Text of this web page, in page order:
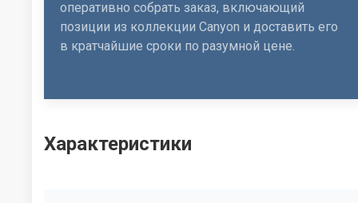
оперативно собрать заказ, включающий
позиции из коллекции Canyon и доставить его
в кратчайшие сроки по разумной цене.
Характеристики